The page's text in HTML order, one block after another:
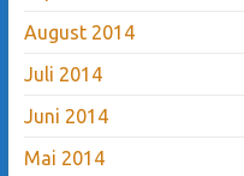
August 2014
Juli 2014
Juni 2014
Mai 2014